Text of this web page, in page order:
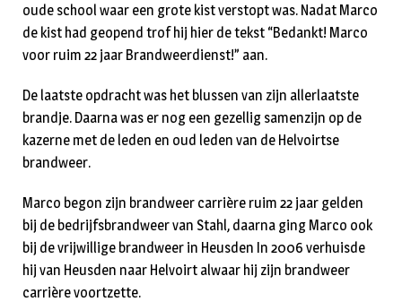
oude school waar een grote kist verstopt was. Nadat Marco
de kist had geopend trof hij hier de tekst “Bedankt! Marco
voor ruim 22 jaar Brandweerdienst!” aan.
De laatste opdracht was het blussen van zijn allerlaatste
brandje. Daarna was er nog een gezellig samenzijn op de
kazerne met de leden en oud leden van de Helvoirtse
brandweer.
Marco begon zijn brandweer carrière ruim 22 jaar gelden
bij de bedrijfsbrandweer van Stahl, daarna ging Marco ook
bij de vrijwillige brandweer in Heusden In 2006 verhuisde
hij van Heusden naar Helvoirt alwaar hij zijn brandweer
carrière voortzette.